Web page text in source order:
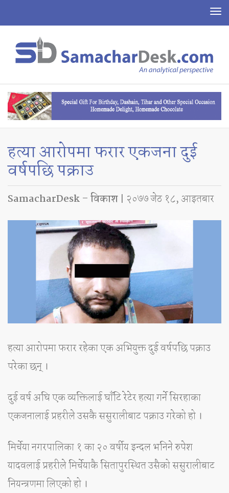
हत्या आरोपमा फरार एकजना दुई
वर्षपछि पक्राउ
SamacharDesk – विकाश | २०७७ जेठ १८, आइतबार
हत्या आरोपमा फरार रहेका एक अभियुक्त दुई वर्षपछि पक्राउ
परेका छन् ।
दुई वर्ष अघि एक व्यक्तिलाई घाँटि रेटेर हत्या गर्ने सिरहाका
एकजनालाई प्रहरीले उसकै ससुरालीबाट पक्राउ गरेको हो ।
मिर्चेया नगरपालिका १ का २० वर्षीय इन्दल भनिने रुपेश
यादवलाई प्रहरीले मिर्चेयाकै सितापुरस्थित उसैको ससुरालीबाट
नियन्त्रणमा लिएको हो ।